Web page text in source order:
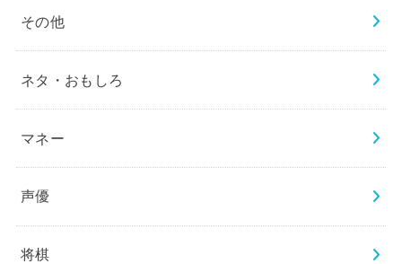
その他
ネタ・おもしろ
マネー
声優
将棋